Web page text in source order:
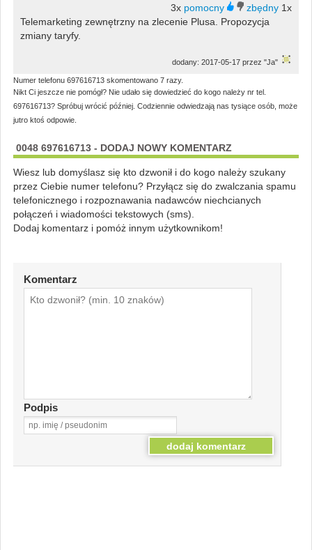
3x
1x
Telemarketing zewnętrzny na zlecenie Plusa. Propozycja
zmiany taryfy.
dodany: 2017-05-17 przez "Ja"
Numer telefonu 697616713 skomentowano 7 razy.
Nikt Ci jeszcze nie pomógł? Nie udało się dowiedzieć do kogo należy nr tel.
697616713? Spróbuj wrócić później. Codziennie odwiedzają nas tysiące osób, może
jutro ktoś odpowie.
0048 697616713 - DODAJ NOWY KOMENTARZ
Wiesz lub domyślasz się kto dzwonił i do kogo należy szukany
przez Ciebie numer telefonu? Przyłącz się do zwalczania spamu
telefonicznego i rozpoznawania nadawców niechcianych
połączeń i wiadomości tekstowych (sms).
Dodaj komentarz i pomóż innym użytkownikom!
Komentarz
Podpis